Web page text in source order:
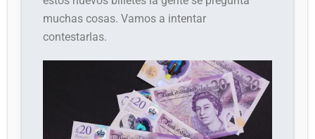
muchas cosas. Vamos a intentar
contestarlas.